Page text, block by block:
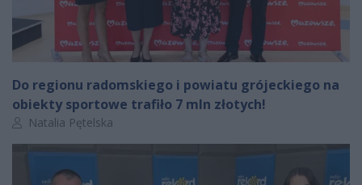
Do regionu radomskiego i powiatu grójeckiego na
obiekty sportowe trafiło 7 mln złotych!
Autor artykułu:
Natalia Pętelska